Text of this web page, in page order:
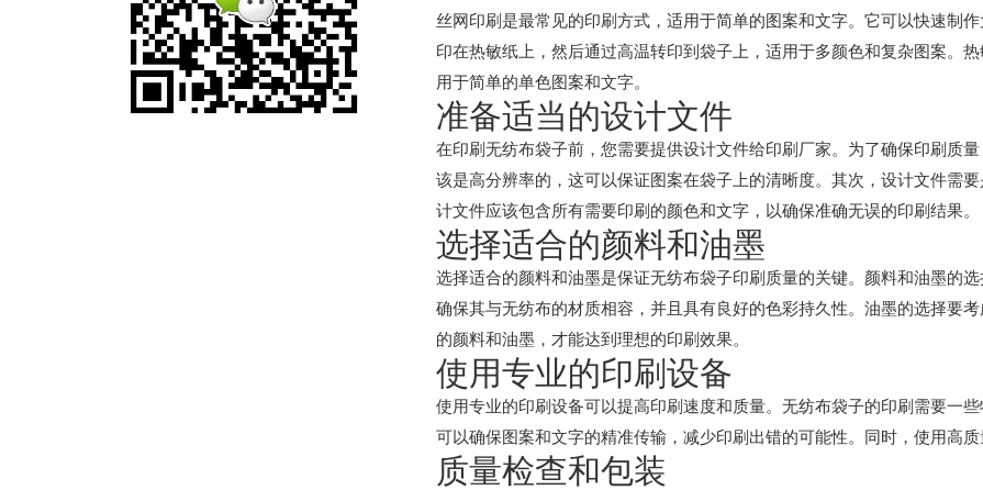
丝网印刷是最常见的印刷方式，适用于简单的图案和文字。它可以快速制
印在热敏纸上，然后通过高温转印到袋子上，适用于多颜色和复杂图案。
用于简单的单色图案和文字。
准备适当的设计文件
在印刷无纺布袋子前，您需要提供设计文件给印刷厂家。为了确保印刷质
该是高分辨率的，这可以保证图案在袋子上的清晰度。其次，设计文件需
计文件应该包含所有需要印刷的颜色和文字，以确保准确无误的印刷结果。
选择适合的颜料和油墨
选择适合的颜料和油墨是保证无纺布袋子印刷质量的关键。颜料和油墨的
确保其与无纺布的材质相容，并且具有良好的色彩持久性。油墨的选择要
的颜料和油墨，才能达到理想的印刷效果。
使用专业的印刷设备
使用专业的印刷设备可以提高印刷速度和质量。无纺布袋子的印刷需要一
可以确保图案和文字的精准传输，减少印刷出错的可能性。同时，使用高
质量检查和包装